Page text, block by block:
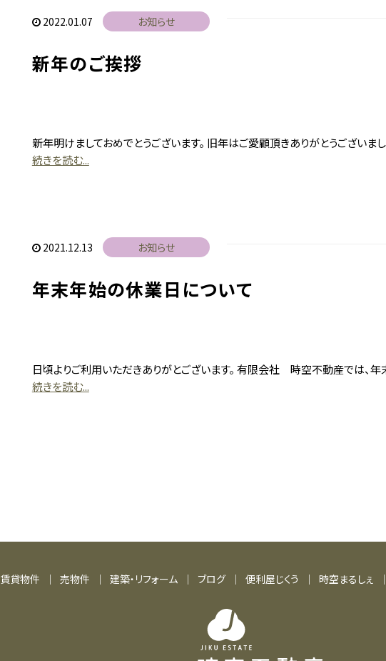
2022.01.07 お知らせ
新年のご挨拶
新年明けましておめでとうございます。 旧年はご愛顧頂きありがとうございまし
続きを読む...
2021.12.13 お知らせ
年末年始の休業日について
日頃よりご利用いただきありがとございます。 有限会社 時空不動産では、
続きを読む...
賃貸物件 売物件 建築・リフォーム ブログ 便利屋じくう 時空まるしぇ